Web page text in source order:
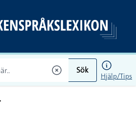
Sök
Hjälp/Tips